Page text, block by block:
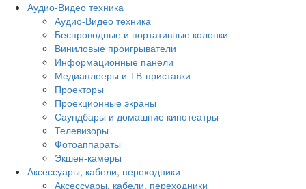
Аудио-Видео техника
Аудио-Видео техника
Беспроводные и портативные колонки
Виниловые проигрыватели
Информационные панели
Медиаплееры и ТВ-приставки
Проекторы
Проекционные экраны
Саундбары и домашние кинотеатры
Телевизоры
Фотоаппараты
Экшен-камеры
Аксессуары, кабели, переходники
Аксессуары, кабели, переходники